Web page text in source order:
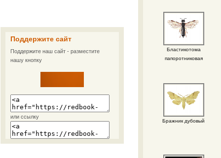
Поддержите сайт
Поддержите наш сайт - разместите
нашу кнопку
или ссылку
Бластикотома
папоротниковая
Бражник дубовый